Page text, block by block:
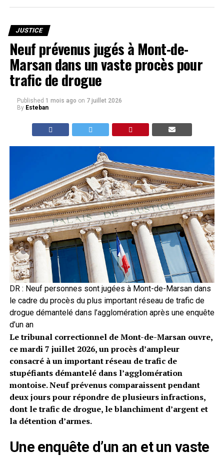
JUSTICE
Neuf prévenus jugés à Mont-de-
Marsan dans un vaste procès pour
trafic de drogue
Published 1 mois ago on 7 juillet 2026
By Esteban
DR : Neuf personnes sont jugées à Mont-de-Marsan dans
le cadre du procès du plus important réseau de trafic de
drogue démantelé dans l’agglomération après une enquête
d’un an
Le tribunal correctionnel de Mont-de-Marsan ouvre,
ce mardi 7 juillet 2026, un procès d’ampleur
consacré à un important réseau de trafic de
stupéfiants démantelé dans l’agglomération
montoise. Neuf prévenus comparaissent pendant
deux jours pour répondre de plusieurs infractions,
dont le trafic de drogue, le blanchiment d’argent et
la détention d’armes.
Une enquête d’un an et un vaste